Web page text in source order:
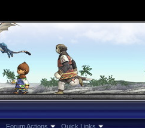
Forum Actions Quick Links